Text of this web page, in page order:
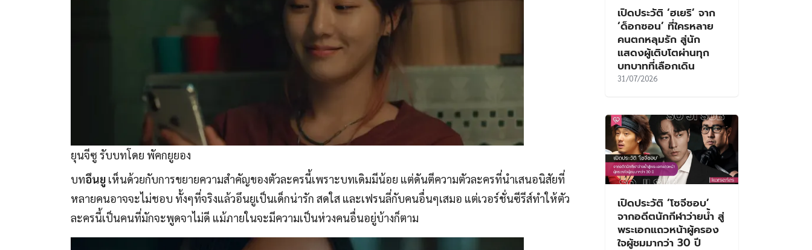
ยุนจีซู รับบทโดย พัคกยูยอง
บทอึนยู เห็นด้วยกับการขยายความสำคัญของตัวละครนี้เพราะบทเดิมมีน้อย แต่ดันตีความตัวละครที่นำเสนอนิสัยที่
หลายคนอาจจะไม่ชอบ ทั้งๆที่จริงแล้วอึนยูเป็นเด็กน่ารัก สดใส และเฟรนลี่กับคนอื่นๆเสมอ แต่เวอร์ชั่นซีรีส์ทำให้ตัว
ละครนี้เป็นคนที่มักจะพูดจาไม่ดี แม้ภายในจะมีความเป็นห่วงคนอื่นอยู่บ้างก็ตาม
เปิดประวัติ ‘ฮเยริ’ จาก
‘ด็อกซอน’ ที่ใครหลาย
คนตกหลุมรัก สู่นัก
แสดงผู้เติบโตผ่านทุก
บทบาทที่เลือกเดิน
31/07/2026
เปิดประวัติ ‘โซจีซอบ’
จากอดีตนักกีฬาว่ายน้ำ สู่
พระเอกแถวหน้าผู้ครอง
ใจผู้ชมมากว่า 30 ปี